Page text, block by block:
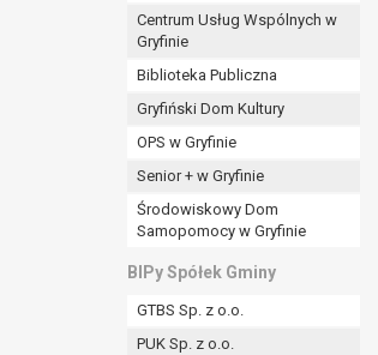
Centrum Usług Wspólnych w
Gryfinie
Biblioteka Publiczna
Gryfiński Dom Kultury
OPS w Gryfinie
Senior + w Gryfinie
Środowiskowy Dom
Samopomocy w Gryfinie
BIPy Spółek Gminy
GTBS Sp. z o.o.
PUK Sp. z o.o.
jest:
trzecią.
chyba że wykaże
lub podstaw do
przysługuje Pani/Panu
przed jej cofnięciem.
administratora.